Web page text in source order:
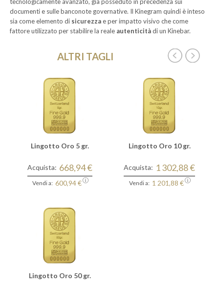
tecnologicamente avanzato, già posseduto in precedenza sui
documenti e sulle banconote governative. Il Kinegram quindi è inteso
sia come elemento di sicurezzae per impatto visivo che come
fattore utilizzato per stabilire la reale autenticitàdi un Kinebar.
ALTRI TAGLI
Lingotto Oro 5 gr.
Acquista: 668,94 €
Vendi a: 600,94 €
Lingotto Oro 10 gr.
Acquista: 1 302,88 €
Vendi a: 1 201,88 €
Lingotto Oro 50 gr.